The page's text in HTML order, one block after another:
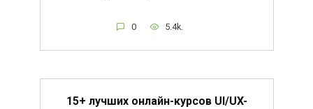
0 5.4k.
15+ лучших онлайн-курсов UI/UX-